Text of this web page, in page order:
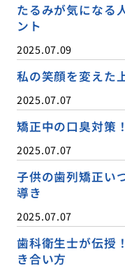
たるみが気になる
ント
2025.07.09
私の笑顔を変えた
2025.07.07
矯正中の口臭対策
2025.07.07
子供の歯列矯正い
導き
2025.07.07
歯科衛生士が伝授
き合い方